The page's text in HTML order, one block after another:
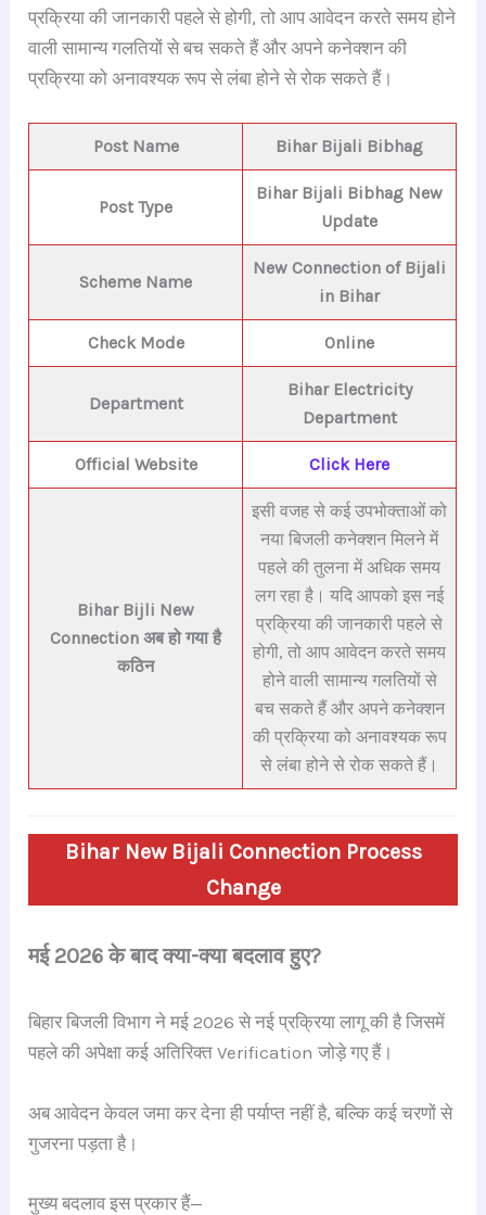
प्रक्रिया की जानकारी पहले से होगी, तो आप आवेदन करते समय होने
वाली सामान्य गलतियों से बच सकते हैं और अपने कनेक्शन की
प्रक्रिया को अनावश्यक रूप से लंबा होने से रोक सकते हैं।
Post Name Bihar Bijali Bibhag
Post Type
Bihar Bijali Bibhag New
Update
Scheme Name
New Connection of Bijali
in Bihar
Check Mode Online
Department
Bihar Electricity
Department
Official Website Click Here
Bihar Bijli New
Connection अब हो गया है
कठिन
इसी वजह से कई उपभोक्ताओं को
नया बिजली कनेक्शन मिलने में
पहले की तुलना में अधिक समय
लग रहा है। यदि आपको इस नई
प्रक्रिया की जानकारी पहले से
होगी, तो आप आवेदन करते समय
होने वाली सामान्य गलतियों से
बच सकते हैं और अपने कनेक्शन
की प्रक्रिया को अनावश्यक रूप
से लंबा होने से रोक सकते हैं।
Bihar New Bijali Connection Process
Change
मई 2026 के बाद क्या-क्या बदलाव हुए?
बिहार बिजली विभाग ने मई 2026 से नई प्रक्रिया लागू की है जिसमें
पहले की अपेक्षा कई अतिरिक्त Verification जोड़े गए हैं।
अब आवेदन केवल जमा कर देना ही पर्याप्त नहीं है, बल्कि कई चरणों से
गुजरना पड़ता है।
मुख्य बदलाव इस प्रकार हैं—